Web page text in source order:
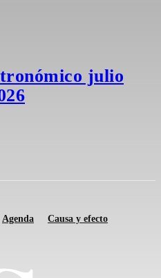
julio
Agenda Causa y efecto